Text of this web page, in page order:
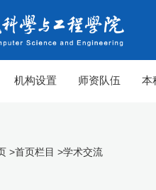
机构设置 师资队伍 本
>首页栏目 >学术交流